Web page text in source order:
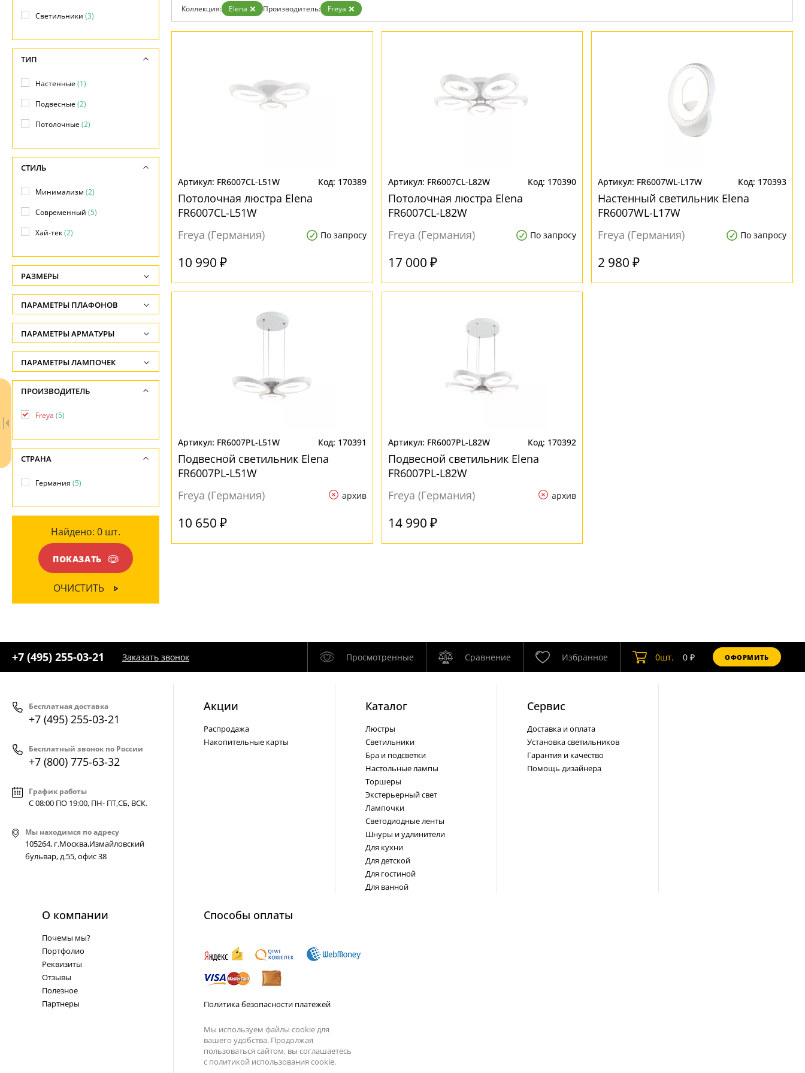
Контакты
Ваш регион:Москва
+7 (800) 775-63-32- бесплатно по России
+7 (495) 255-03-21 - бесплатная доставка
Прозрачные
Хром
Черные
Коллекция: Elena Производитель: Freya
FR6007CL-L51W 170389
Потолочная люстра Elena
FR6007CL-L51W
Freya (Германия)
По запросу
10 990 ₽
FR6007CL-L82W 170390
Потолочная люстра Elena
FR6007CL-L82W
Freya (Германия)
По запросу
17 000 ₽
FR6007WL-L17W 170393
Настенный светильник Elena
FR6007WL-L17W
Freya (Германия)
По запросу
2 980 ₽
FR6007PL-L51W 170391
Подвесной светильник Elena
FR6007PL-L51W
Freya (Германия)
архив
10 650 ₽
FR6007PL-L82W 170392
Подвесной светильник Elena
FR6007PL-L82W
Freya (Германия)
архив
14 990 ₽
Светильники (3)
ТИП
Настенные(1)
Подвесные(2)
Потолочные(2)
СТИЛЬ
Минимализм (2)
Современный (5)
Хай-тек(2)
РАЗМЕРЫ
Высота, см
-
Глубина, см
-
Ширина, см
-
ПАРАМЕТРЫ ПЛАФОНОВ
ФОРМА ПЛАФОНА
круглая(1)
ПОВЕРХНОСТЬ
Матовый
ЦВЕТ ПЛАФОНОВ
Белый (5)
ПАРАМЕТРЫ АРМАТУРЫ
ЦВЕТ АРМАТУРЫ
Белый(5)
МАТЕРИАЛ
Металл(5)
ПАРАМЕТРЫ ЛАМПОЧЕК
Количество ламп
-
Общая мощность ламп
-
Напряжение
ПРОИЗВОДИТЕЛЬ
Freya (5)
СТРАНА
Германия (5)
Найдено: 0 шт.
ПОКАЗАТЬ
ОЧИСТИТЬ
+7 (495) 255-03-21 Заказать звонок Просмотренные Сравнение Избранное 0шт. 0₽ ОФОРМИТЬ
Бесплатная доставка
+7 (495) 255-03-21
Бесплатный звонок по России
+7 (800) 775-63-32
График работы
С 08:00 ПО 19:00, ПН- ПТ,СБ, ВСК.
Мы находимся по адресу
105264, г.Москва,Измайловский
бульвар, д.55, офис 38
Акции
Распродажа
Накопительные карты
Каталог
Люстры
Светильники
Бра и подсветки
Настольные лампы
Торшеры
Экстерьерный свет
Лампочки
Светодиодные ленты
Шнуры и удлинители
Для кухни
Для детской
Для гостиной
Для ванной
Сервис
Доставка и оплата
Установка светильников
Гарантия и качество
Помощь дизайнера
О компании
Почемы мы?
Портфолио
Реквизиты
Отзывы
Полезное
Партнеры
Способы оплаты
Политика безопасности платежей
Мы используем файлы cookie для
вашего удобства. Продолжая
пользоваться сайтом, вы соглашаетесь
с политикой использования cookie.